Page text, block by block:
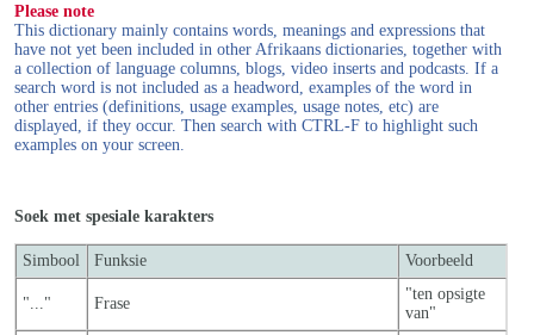
Please note
This dictionary mainly contains words, meanings and expressions that
have not yet been included in other Afrikaans dictionaries, together with
a collection of language columns, blogs, video inserts and podcasts. If a
search word is not included as a headword, examples of the word in
other entries (definitions, usage examples, usage notes, etc) are
displayed, if they occur. Then search with CTRL-F to highlight such
examples on your screen.
Soek met spesiale karakters
Simbool Funksie Voorbeeld
"..." Frase
"ten opsigte
van"